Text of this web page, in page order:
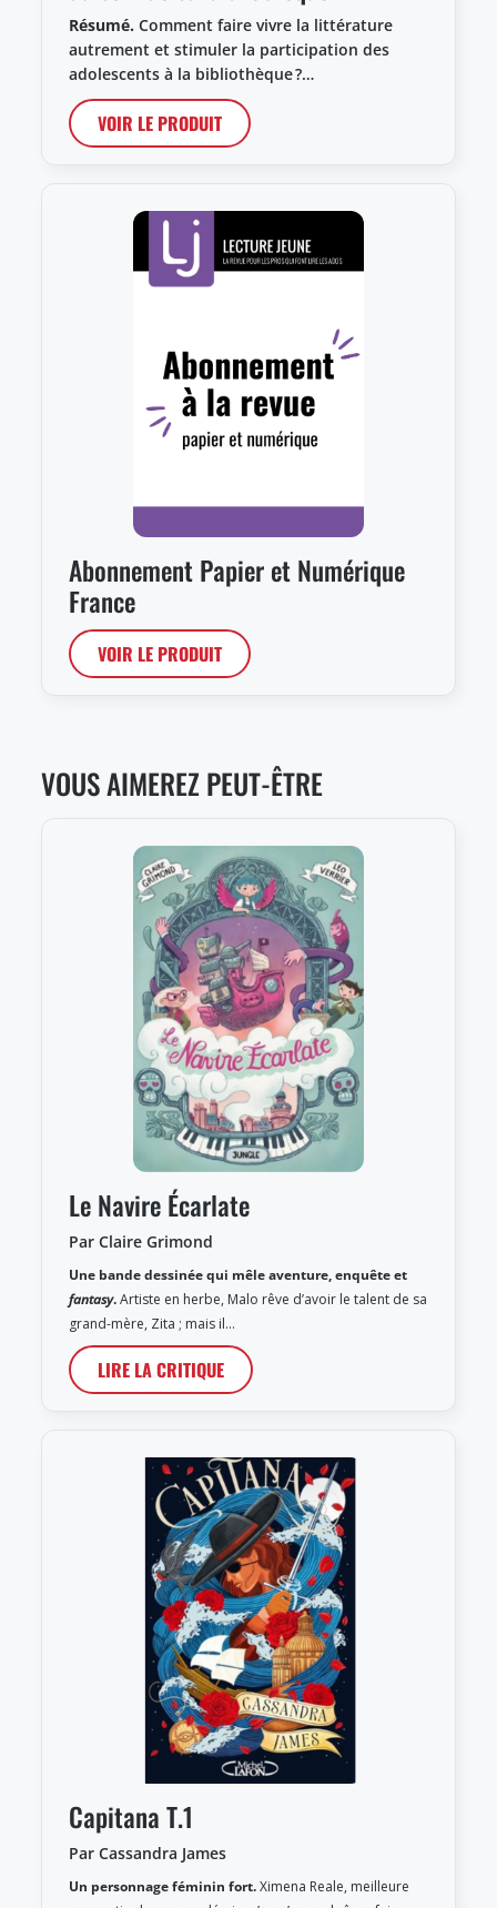
Résumé. Comment faire vivre la littérature
autrement et stimuler la participation des
adolescents à la bibliothèque ?…
VOIR LE PRODUIT
Abonnement Papier et Numérique
France
VOIR LE PRODUIT
VOUS AIMEREZ PEUT-ÊTRE
Le Navire Écarlate
Par Claire Grimond
Une bande dessinée qui mêle aventure, enquête et
fantasy.Artiste en herbe, Malo rêve d’avoir le talent de sa
grand-mère, Zita ; mais il…
LIRE LA CRITIQUE
Capitana T.1
Par Cassandra James
Un personnage féminin fort.Ximena Reale, meilleure